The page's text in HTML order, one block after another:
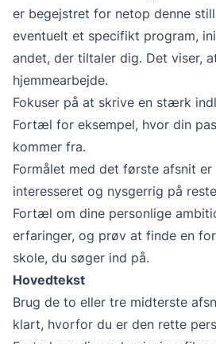
er begejstret for netop denne
eventuelt et specifikt program,
andet, der tiltaler dig. Det viser,
hjemmearbejde.
Fokuser på at skrive en stærk
Fortæl for eksempel, hvor din
kommer fra.
Formålet med det første afsnit
interesseret og nysgerrig på
Fortæl om dine personlige
erfaringer, og prøv at finde en
skole, du søger ind på.
Hovedtekst
Brug de to eller tre midterste
klart, hvorfor du er den rette